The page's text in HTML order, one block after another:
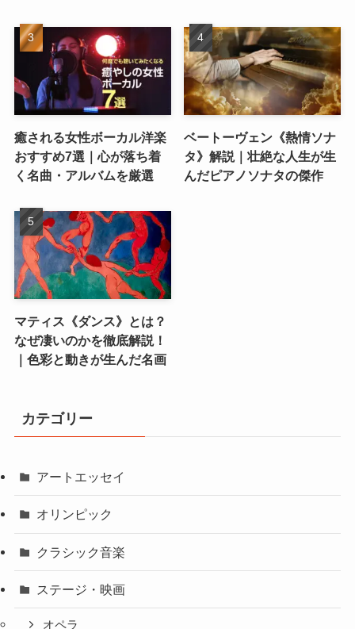
癒される女性ボーカル洋楽
おすすめ7選｜心が落ち着
く名曲・アルバムを厳選
ベートーヴェン《熱情ソナ
タ》解説｜壮絶な人生が生
んだピアノソナタの傑作
マティス《ダンス》とは？
なぜ凄いのかを徹底解説！
｜色彩と動きが生んだ名画
カテゴリー
アートエッセイ
オリンピック
クラシック音楽
ステージ・映画
オペラ